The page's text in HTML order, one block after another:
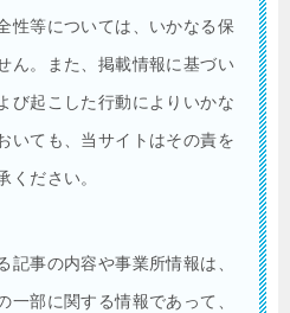
性等については、いかなる保
ん。また、掲載情報に基づい
び起こした行動によりいかな
いても、当サイトはその責を
ください。
記事の内容や事業所情報は、
一部に関する情報であって、